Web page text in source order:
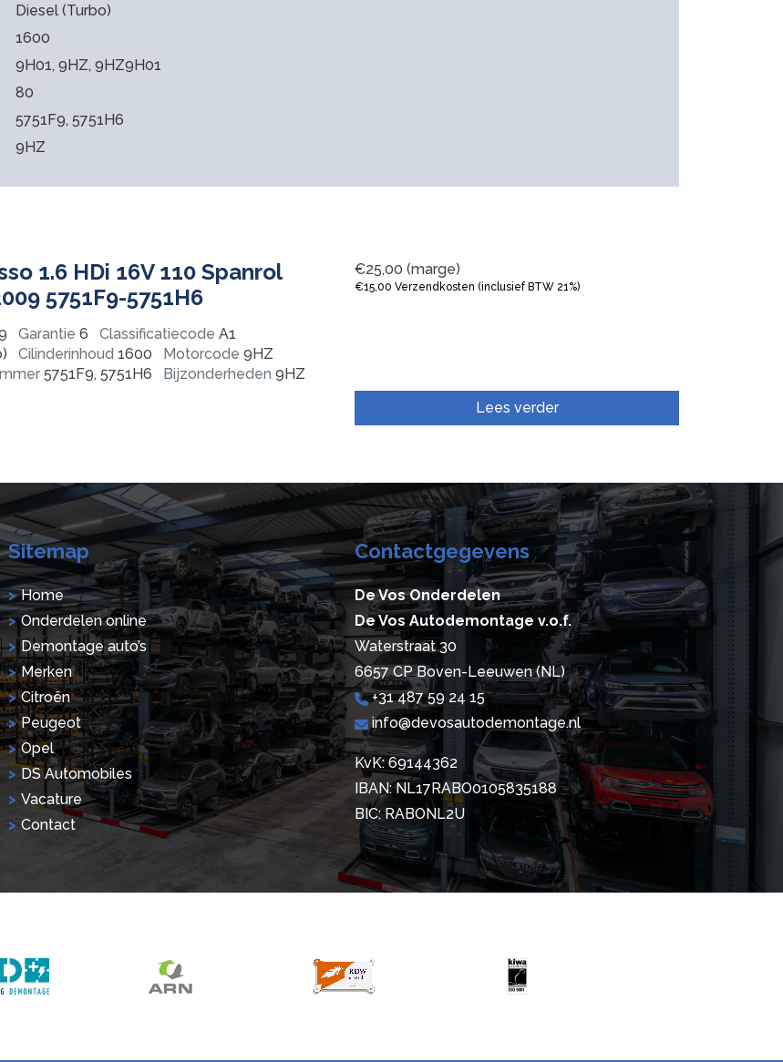
Diesel (Turbo)
1600
9H01, 9HZ, 9HZ9H01
80
5751F9, 5751H6
9HZ
1.6 HDi 16V 110 Spanrol
5751F9-5751H6
Garantie 6 Classificatiecode A1
Cilinderinhoud 1600 Motorcode 9HZ
5751F9, 5751H6 Bijzonderheden 9HZ
€25,00 (marge)
€15,00 Verzendkosten (inclusief BTW 21%)
Lees verder
Sitemap
Home
Onderdelen online
Demontage auto’s
Merken
Citroën
Peugeot
Opel
DS Automobiles
Vacature
Contact
Contactgegevens
De Vos Onderdelen
De Vos Autodemontage v.o.f.
Waterstraat 30
6657 CP Boven-Leeuwen (NL)
+31 487 59 24 15
info@devosautodemontage.nl
KvK: 69144362
IBAN: NL17RABO0105835188
BIC: RABONL2U